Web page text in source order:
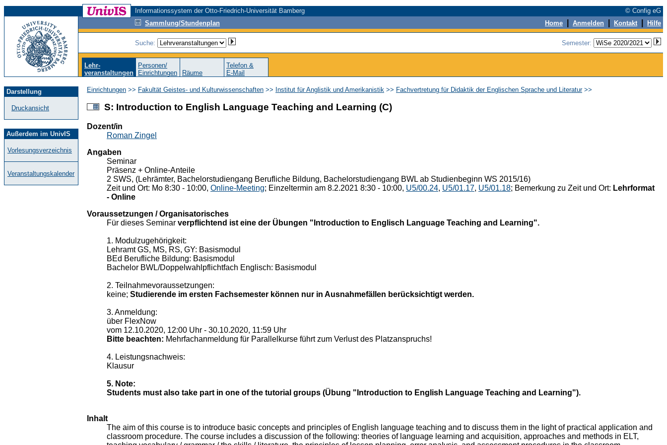
Informationssystem der Otto-Friedrich-Universität Bamberg
© Config eG
Sammlung/Stundenplan
Home Anmelden Kontakt Hilfe
Suche: Semester:
Lehr-
veranstaltungen
Personen/
Einrichtungen
Räume
Telefon &
E-Mail
Darstellung
Druckansicht
Außerdem im UnivIS
Vorlesungsverzeichnis
Veranstaltungskalender
Einrichtungen >> Fakultät Geistes- und Kulturwissenschaften >> Institut für Anglistik und Amerikanistik >> Fachvertretung für Didaktik der Englischen Sprache und Literatur>>
S: Introduction to English Language Teaching and Learning (C)
Dozent/in
Roman Zingel
Angaben
Seminar
Präsenz + Online-Anteile
2 SWS, (Lehrämter, Bachelorstudiengang Berufliche Bildung, Bachelorstudiengang BWL ab Studienbeginn WS 2015/16)
Zeit und Ort: Mo 8:30 - 10:00, Online-Meeting; Einzeltermin am 8.2.2021 8:30 - 10:00, U5/00.24, U5/01.17, U5/01.18; Bemerkung zu Zeit und Ort: Lehrformat
- Online
Voraussetzungen / Organisatorisches
Für dieses Seminar verpflichtend ist eine der Übungen "Introduction to Englisch Language Teaching and Learning".
1. Modulzugehörigkeit:
Lehramt GS, MS, RS, GY: Basismodul
BEd Berufliche Bildung: Basismodul
Bachelor BWL/Doppelwahlpflichtfach Englisch: Basismodul
2. Teilnahmevoraussetzungen:
keine; Studierende im ersten Fachsemester können nur in Ausnahmefällen berücksichtigt werden.
3. Anmeldung:
über FlexNow
vom 12.10.2020, 12:00 Uhr - 30.10.2020, 11:59 Uhr
Bitte beachten: Mehrfachanmeldung für Parallelkurse führt zum Verlust des Platzanspruchs!
4. Leistungsnachweis:
Klausur
5. Note:
Students must also take part in one of the tutorial groups (Übung "Introduction to English Language Teaching and Learning").
Inhalt
The aim of this course is to introduce basic concepts and principles of English language teaching and to discuss them in the light of practical application and
classroom procedure. The course includes a discussion of the following: theories of language learning and acquisition, approaches and methods in ELT,